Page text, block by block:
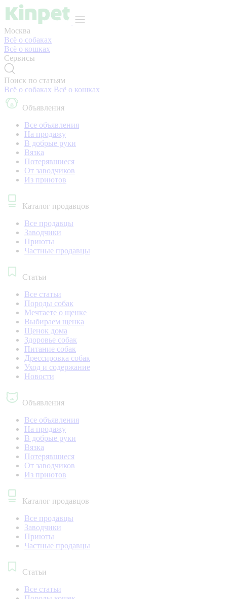
Москва
Всё о собаках
Всё о кошках
Сервисы
Поиск по статьям
Всё о собаках Всё о кошках
Объявления
Все объявления
На продажу
В добрые руки
Вязка
Потерявшиеся
От заводчиков
Из приютов
Каталог продавцов
Все продавцы
Заводчики
Приюты
Частные продавцы
Статьи
Все статьи
Породы собак
Мечтаете о щенке
Выбираем щенка
Щенок дома
Здоровье собак
Питание собак
Дрессировка собак
Уход и содержание
Новости
Объявления
Все объявления
На продажу
В добрые руки
Вязка
Потерявшиеся
От заводчиков
Из приютов
Каталог продавцов
Все продавцы
Заводчики
Приюты
Частные продавцы
Статьи
Все статьи